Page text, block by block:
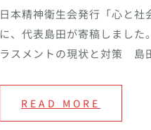
日本精神衛生会発行「心と社
に、代表島田が寄稿しまし
ラスメントの現状と対策
READ MORE